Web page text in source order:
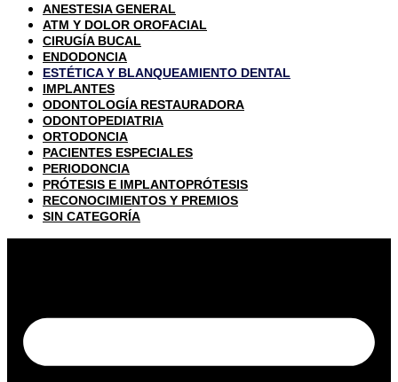
ANESTESIA GENERAL
ATM Y DOLOR OROFACIAL
CIRUGÍA BUCAL
ENDODONCIA
ESTÉTICA Y BLANQUEAMIENTO DENTAL
IMPLANTES
ODONTOLOGÍA RESTAURADORA
ODONTOPEDIATRIA
ORTODONCIA
PACIENTES ESPECIALES
PERIODONCIA
PRÓTESIS E IMPLANTOPRÓTESIS
RECONOCIMIENTOS Y PREMIOS
SIN CATEGORÍA